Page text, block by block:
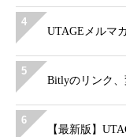
4
UTAGEメルマ
5
Bitlyのリンク
6
【最新版】